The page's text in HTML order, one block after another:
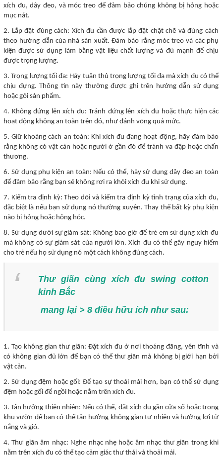
xích đu, dây đeo, và móc treo để đảm bảo chúng không bị hỏng hoặc
mục nát.
2. Lắp đặt đúng cách: Xích đu cần được lắp đặt chặt chẽ và đúng cách
theo hướng dẫn của nhà sản xuất. Đảm bảo rằng móc treo và các phụ
kiện được sử dụng làm bằng vật liệu chất lượng và đủ mạnh để chịu
được trọng lượng.
3. Trọng lượng tối đa: Hãy tuân thủ trọng lượng tối đa mà xích đu có thể
chịu đựng. Thông tin này thường được ghi trên hướng dẫn sử dụng
hoặc gói sản phẩm.
4. Không đứng lên xích đu: Tránh đứng lên xích đu hoặc thực hiện các
hoạt động không an toàn trên đó, như đánh võng quá mức.
5. Giữ khoảng cách an toàn: Khi xích đu đang hoạt động, hãy đảm bảo
rằng không có vật cản hoặc người ở gần đó để tránh va đập hoặc chấn
thương.
6. Sử dụng phụ kiện an toàn: Nếu có thể, hãy sử dụng dây đeo an toàn
để đảm bảo rằng bạn sẽ không rơi ra khỏi xích đu khi sử dụng.
7. Kiểm tra định kỳ: Theo dõi và kiểm tra định kỳ tình trạng của xích đu,
đặc biệt là nếu bạn sử dụng nó thường xuyên. Thay thế bất kỳ phụ kiện
nào bị hỏng hoặc hỏng hóc.
8. Sử dụng dưới sự giám sát: Không bao giờ để trẻ em sử dụng xích đu
mà không có sự giám sát của người lớn. Xích đu có thể gây nguy hiểm
cho trẻ nếu họ sử dụng nó một cách không đúng cách.
Thư giãn cùng xích đu swing cotton
kinh Bắc
mang lại > 8 điều hữu ích như sau:
1. Tạo không gian thư giãn: Đặt xích đu ở nơi thoáng đãng, yên tĩnh và
có không gian đủ lớn để bạn có thể thư giãn mà không bị giới hạn bởi
vật cản.
2. Sử dụng đệm hoặc gối: Để tạo sự thoải mái hơn, bạn có thể sử dụng
đệm hoặc gối để ngồi hoặc nằm trên xích đu.
3. Tận hưởng thiên nhiên: Nếu có thể, đặt xích đu gần cửa sổ hoặc trong
khu vườn để bạn có thể tận hưởng không gian tự nhiên và hưởng lợi từ
nắng và gió.
4. Thư giãn âm nhạc: Nghe nhạc nhẹ hoặc âm nhạc thư giãn trong khi
nằm trên xích đu có thể tạo cảm giác thư thái và thoải mái.